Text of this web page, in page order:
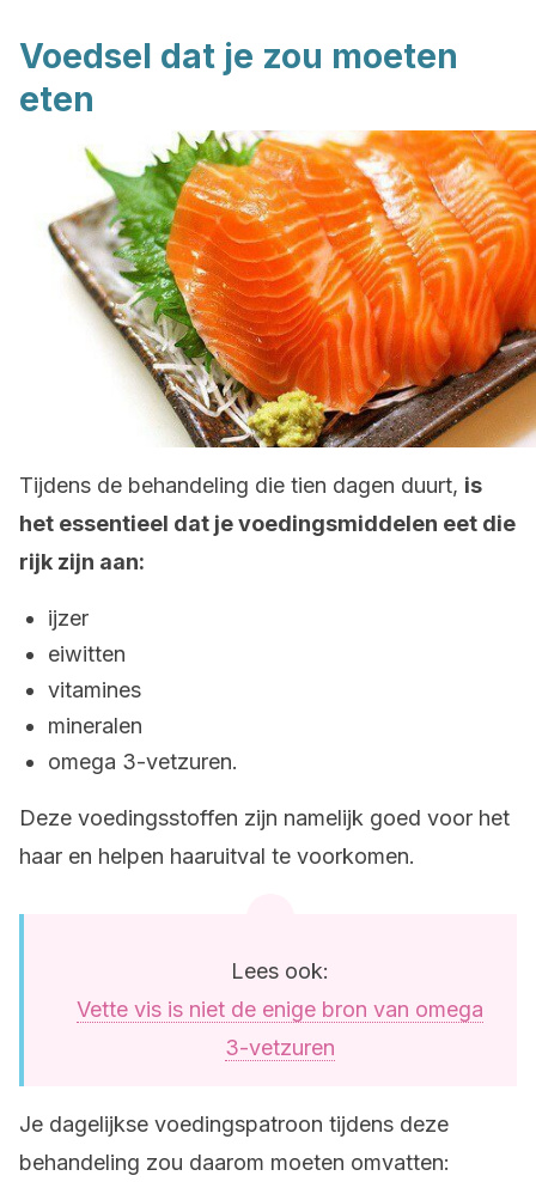
Voedsel dat je zou moeten
eten
Tijdens de behandeling die tien dagen duurt, is
het essentieel dat je voedingsmiddelen eet die
rijk zijn aan:
ijzer
eiwitten
vitamines
mineralen
omega 3-vetzuren.
Deze voedingsstoffen zijn namelijk goed voor het
haar en helpen haaruitval te voorkomen.
Lees ook:
Vette vis is niet de enige bron van omega
3-vetzuren
Je dagelijkse voedingspatroon tijdens deze
behandeling zou daarom moeten omvatten: